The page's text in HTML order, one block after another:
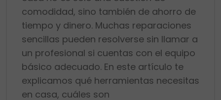
comodidad, sino también de ahorro de
tiempo y dinero. Muchas reparaciones
sencillas pueden resolverse sin llamar a
un profesional si cuentas con el equipo
básico adecuado. En este artículo te
explicamos qué herramientas necesitas
en casa, cuáles son